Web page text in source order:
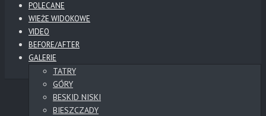
POLECANE
WIEŻE WIDOKOWE
VIDEO
BEFORE/AFTER
GALERIE
TATRY
GÓRY
BESKID NISKI
BIESZCZADY